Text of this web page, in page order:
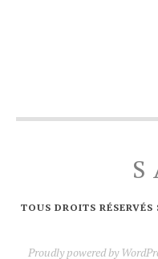
TOUS DROITS
Proudly powered by